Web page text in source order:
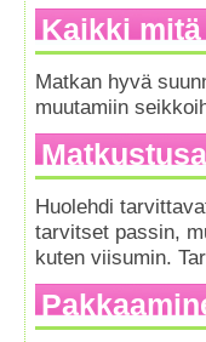
Kaikki
Matkan hyvä
muutamiin
Huolehdi
tarvitset passin,
kuten viisumin.